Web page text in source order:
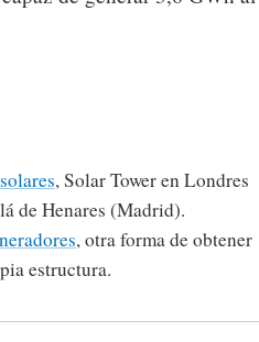
, Solar Tower en Londres
de Henares (Madrid).
, otra forma de obtener
estructura.